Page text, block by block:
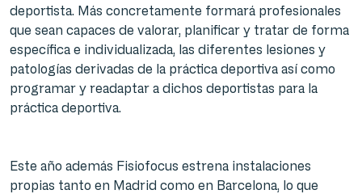
deportista. Más concretamente formará profesionales
que sean capaces de valorar, planificar y tratar de forma
específica e individualizada, las diferentes lesiones y
patologías derivadas de la práctica deportiva así como
programar y readaptar a dichos deportistas para la
práctica deportiva.
Este año además Fisiofocus estrena instalaciones
propias tanto en Madrid como en Barcelona, lo que